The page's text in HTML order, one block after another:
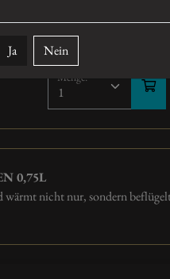
Ja Nein
Menge:
0,75L
nicht nur, sondern